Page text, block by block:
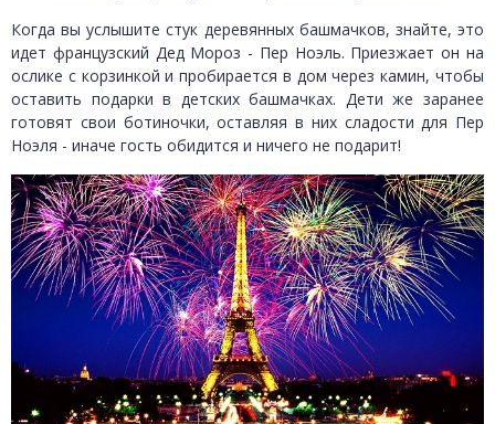
Когда вы услышите стук деревянных башмачков, знайте, это
идет французский Дед Мороз - Пер Ноэль. Приезжает он на
ослике с корзинкой и пробирается в дом через камин, чтобы
оставить подарки в детских башмачках. Дети же заранее
готовят свои ботиночки, оставляя в них сладости для Пер
Ноэля - иначе гость обидится и ничего не подарит!